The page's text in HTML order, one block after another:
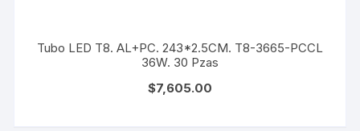
Tubo LED T8. AL+PC. 243*2.5CM. T8-3665-PCCL
36W. 30 Pzas
$7,605.00